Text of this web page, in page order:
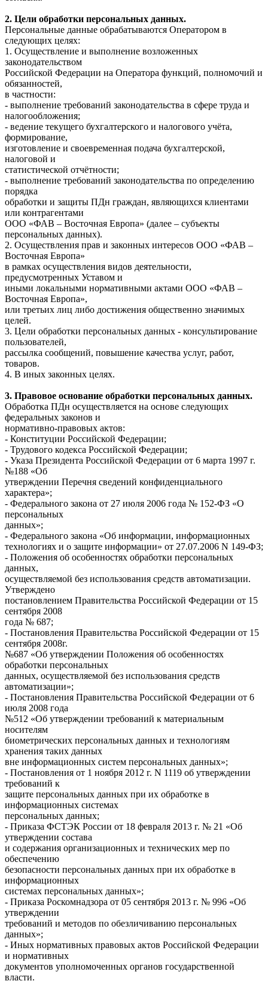
2. Цели обработки персональных данных.
Персональные данные обрабатываются Оператором в
следующих целях:
1. Осуществление и выполнение возложенных
законодательством
Российской Федерации на Оператора функций, полномочий и
обязанностей,
в частности:
- выполнение требований законодательства в сфере труда и
налогообложения;
- ведение текущего бухгалтерского и налогового учёта,
формирование,
изготовление и своевременная подача бухгалтерской,
налоговой и
статистической отчётности;
- выполнение требований законодательства по определению
порядка
обработки и защиты ПДн граждан, являющихся клиентами
или контрагентами
ООО «ФАВ – Восточная Европа» (далее – субъекты
персональных данных).
2. Осуществления прав и законных интересов ООО «ФАВ –
Восточная Европа»
в рамках осуществления видов деятельности,
предусмотренных Уставом и
иными локальными нормативными актами ООО «ФАВ –
Восточная Европа»,
или третьих лиц либо достижения общественно значимых
целей.
3. Цели обработки персональных данных - консультирование
пользователей,
рассылка сообщений, повышение качества услуг, работ,
товаров.
4. В иных законных целях.
3. Правовое основание обработки персональных данных.
Обработка ПДн осуществляется на основе следующих
федеральных законов и
нормативно-правовых актов:
- Конституции Российской Федерации;
- Трудового кодекса Российской Федерации;
- Указа Президента Российской Федерации от 6 марта 1997 г.
№188 «Об
утверждении Перечня сведений конфиденциального
характера»;
- Федерального закона от 27 июля 2006 года № 152-ФЗ «О
персональных
данных»;
- Федерального закона «Об информации, информационных
технологиях и о защите информации» от 27.07.2006 N 149-ФЗ;
- Положения об особенностях обработки персональных
данных,
осуществляемой без использования средств автоматизации.
Утверждено
постановлением Правительства Российской Федерации от 15
сентября 2008
года № 687;
- Постановления Правительства Российской Федерации от 15
сентября 2008г.
№687 «Об утверждении Положения об особенностях
обработки персональных
данных, осуществляемой без использования средств
автоматизации»;
- Постановления Правительства Российской Федерации от 6
июля 2008 года
№512 «Об утверждении требований к материальным
носителям
биометрических персональных данных и технологиям
хранения таких данных
вне информационных систем персональных данных»;
- Постановления от 1 ноября 2012 г. N 1119 об утверждении
требований к
защите персональных данных при их обработке в
информационных системах
персональных данных;
- Приказа ФСТЭК России от 18 февраля 2013 г. № 21 «Об
утверждении состава
и содержания организационных и технических мер по
обеспечению
безопасности персональных данных при их обработке в
информационных
системах персональных данных»;
- Приказа Роскомнадзора от 05 сентября 2013 г. № 996 «Об
утверждении
требований и методов по обезличиванию персональных
данных»;
- Иных нормативных правовых актов Российской Федерации
и нормативных
документов уполномоченных органов государственной
власти.